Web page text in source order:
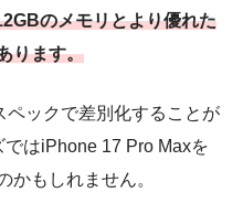
のメモリとより優れた
ります。
ペックで差別化することが
はiPhone 17 Pro Maxを
かもしれません。